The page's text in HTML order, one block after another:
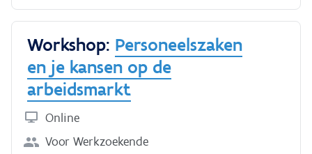
geeft informatie en advies aan mensen die minder
kansen kregen in hun leven en helpt hen zo
vooruit in het hun leven. **Wat leer je?** - Recht
- Psychologie - Sociologie - Communicatie Tijdens
de opleiding doe je stage. Zo krijg je
praktijkervaring. **Duurtijd van de opleiding ?**
De opleiding duurt 3 schooljaren.
Workshop: Personeelszaken
en je kansen op de
arbeidsmarkt
Online
Voor Werkzoekende